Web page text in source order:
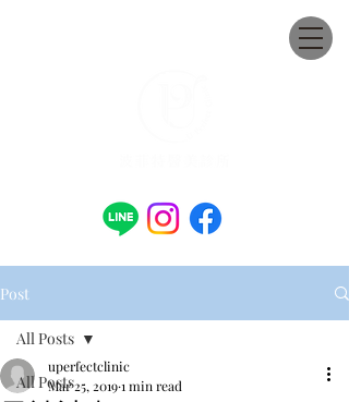
Post
All Posts
All Posts
uperfectclinic
Mar 25, 20191 min read